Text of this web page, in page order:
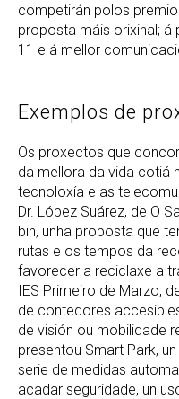
competirán polos
proposta máis orixinal; á
11 e á mellor
Exemplos de
Os proxectos que
da mellora da vida cotiá
tecnoloxía e as
Dr. López Suárez, de O
bin, unha proposta que
rutas e os tempos da
favorecer a reciclaxe a
IES Primeiro de Marzo,
de contedores
de visión ou mobilidade
presentou Smart Park,
serie de medidas
acadar seguridade, un